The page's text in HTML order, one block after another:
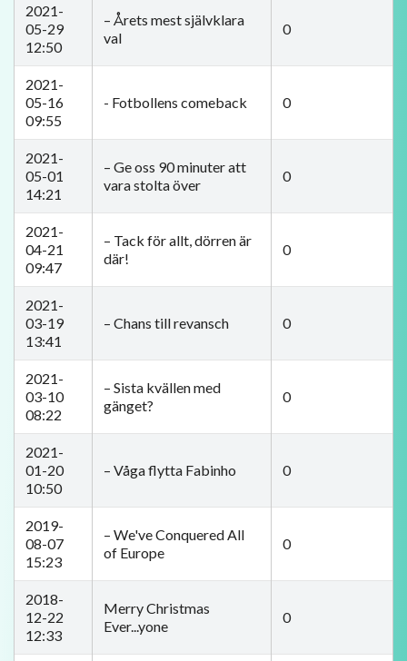
2021-
05-29
12:50
– Årets mest självklara
val
0
2021-
05-16
09:55
- Fotbollens comeback 0
2021-
05-01
14:21
– Ge oss 90 minuter att
vara stolta över
0
2021-
04-21
09:47
– Tack för allt, dörren är
där!
0
2021-
03-19
13:41
–­ Chans till revansch 0
2021-
03-10
08:22
– Sista kvällen med
gänget?
0
2021-
01-20
10:50
– Våga flytta Fabinho 0
2019-
08-07
15:23
– We've Conquered All
of Europe
0
2018-
12-22
12:33
Merry Christmas
Ever...yone
0